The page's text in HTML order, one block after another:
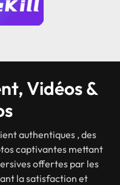
Vidéos &
authentiques , des
captivantes mettant
offertes par les
la satisfaction et